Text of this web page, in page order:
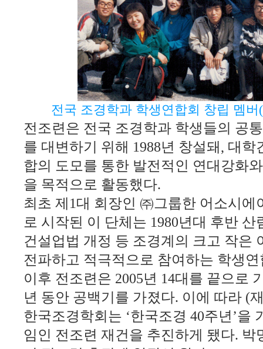
전국 조경학과 학생연합회 창립 멤버
전조련은 전국 조경학과 학생들의 공
를 대변하기 위해 1988년 창설돼 , 대학
합의 도모를 통한 발전적인 연대강화
을 목적으로 활동했다.
최초 제 1대 회장인 ㈜그룹한 어소시에
로 시작된 이 단체는 1980년대 후반 산
건설업법 개정 등 조경계의 크고 작은
전파하고 적극적으로 참여하는 학생
이후 전조련은 2005년 14대를 끝으로
년 동안 공백기를 가졌다. 이에 따라 (
한국조경학회는 ‘한국조경 40주년’을
임인 전조련 재건을 추진하게 됐다. 박